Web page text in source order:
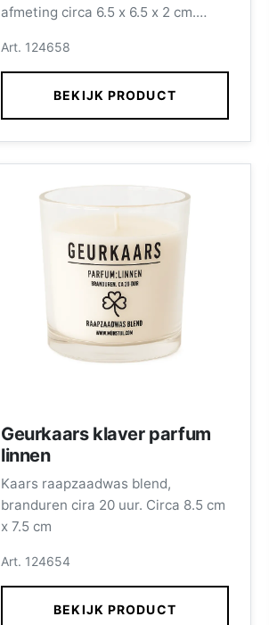
afmeting circa 6.5 x 6.5 x 2 cm.
wordt verzorgd door medewerkers
met een afstand tot de
arbeidsmarkt.
Art. 124658
BEKIJK PRODUCT
Geurkaars klaver parfum
linnen
Kaars raapzaadwas blend,
branduren cira 20 uur. Circa 8.5 cm
x 7.5 cm
Art. 124654
BEKIJK PRODUCT